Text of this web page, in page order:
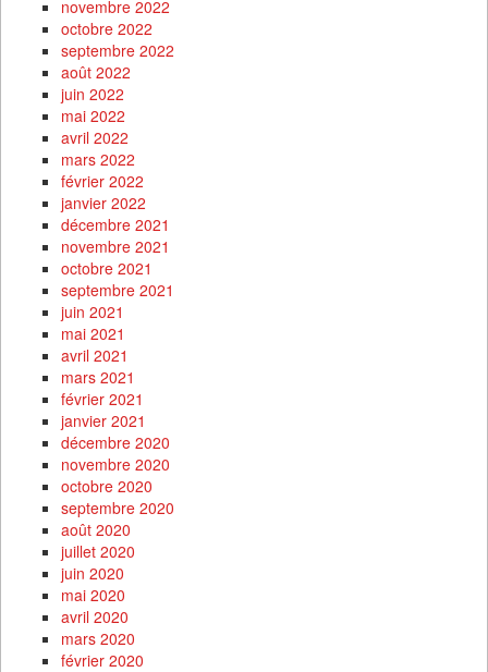
novembre 2022
octobre 2022
septembre 2022
août 2022
juin 2022
mai 2022
avril 2022
mars 2022
février 2022
janvier 2022
décembre 2021
novembre 2021
octobre 2021
septembre 2021
juin 2021
mai 2021
avril 2021
mars 2021
février 2021
janvier 2021
décembre 2020
novembre 2020
octobre 2020
septembre 2020
août 2020
juillet 2020
juin 2020
mai 2020
avril 2020
mars 2020
février 2020